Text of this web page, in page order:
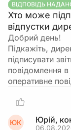
ВІДПОВІДЬ
Хто може
відпустки
Добрий день!
Підкажіть,
підписувати
повідомлення в
оперативне
ЮК Юрій,